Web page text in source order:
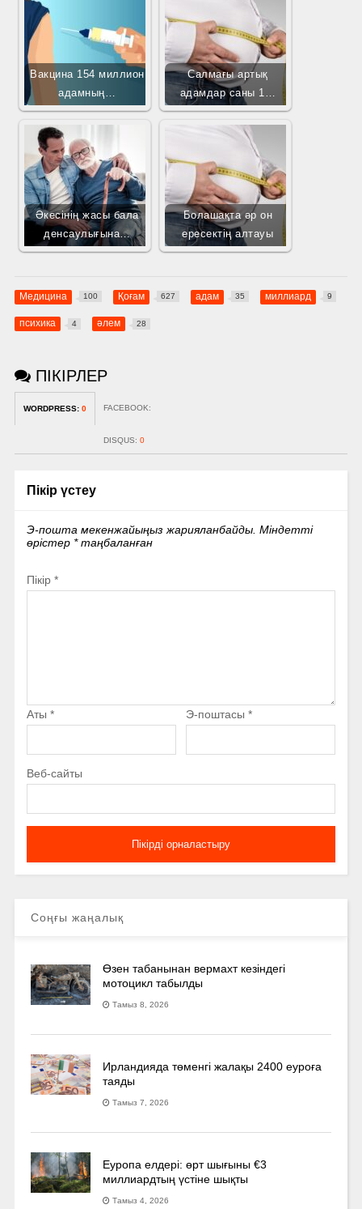
Вакцина 154 миллион
адамның…
Салмағы артық
адамдар саны 1…
Әкесінің жасы бала
денсаулығына…
Болашақта әр он
ересектің алтауы
Медицина 100 Қоғам 627 адам 35 миллиард 9
психика 4 әлем 28
ПІКІРЛЕР
WORDPRESS: 0 FACEBOOK:
DISQUS: 0
Пікір үстеу
Э-пошта мекенжайыңыз жарияланбайды. Міндетті
өрістер *таңбаланған
Пікір *
Аты * Э-поштасы *
Веб-сайты
Соңғы жаңалық
Өзен табанынан вермахт кезіндегі
мотоцикл табылды
Тамыз 8, 2026
Ирландияда төменгі жалақы 2400 еуроға
таяды
Тамыз 7, 2026
Еуропа елдері: өрт шығыны €3
миллиардтың үстіне шықты
Тамыз 4, 2026